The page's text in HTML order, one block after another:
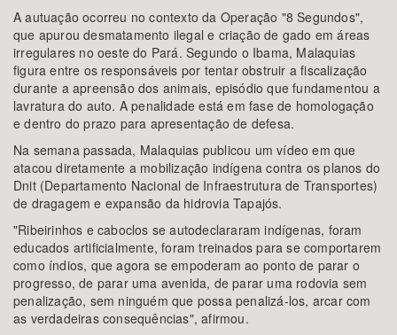
A autuação ocorreu no contexto da Operação "8 Segundos",
que apurou desmatamento ilegal e criação de gado em áreas
irregulares no oeste do Pará. Segundo o Ibama, Malaquias
figura entre os responsáveis por tentar obstruir a fiscalização
durante a apreensão dos animais, episódio que fundamentou a
lavratura do auto. A penalidade está em fase de homologação
e dentro do prazo para apresentação de defesa.
Na semana passada, Malaquias publicou um vídeo em que
atacou diretamente a mobilização indígena contra os planos do
Dnit (Departamento Nacional de Infraestrutura de Transportes)
de dragagem e expansão da hidrovia Tapajós.
"Ribeirinhos e caboclos se autodeclararam indígenas, foram
educados artificialmente, foram treinados para se comportarem
como índios, que agora se empoderam ao ponto de parar o
progresso, de parar uma avenida, de parar uma rodovia sem
penalização, sem ninguém que possa penalizá-los, arcar com
as verdadeiras consequências", afirmou.